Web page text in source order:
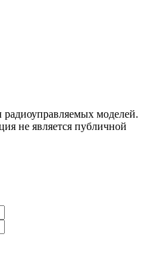
моделей.
не является публичной